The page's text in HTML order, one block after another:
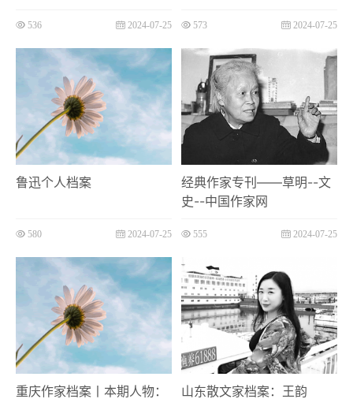
536 2024-07-25 573 2024-07-25
鲁迅个人档案
580 2024-07-25
经典作家专刊——草明--文
史--中国作家网
555 2024-07-25
重庆作家档案丨本期人物：
山东散文家档案：王韵